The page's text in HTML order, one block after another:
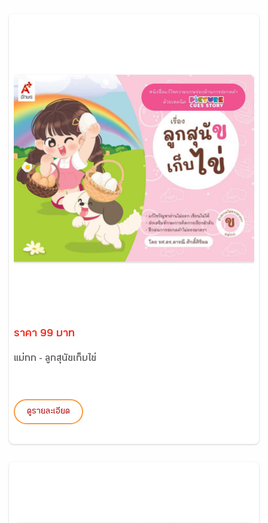
ราคา 99 บาท
แม่กก - ลูกสุนัขเก็บไข่
ดูรายละเอียด